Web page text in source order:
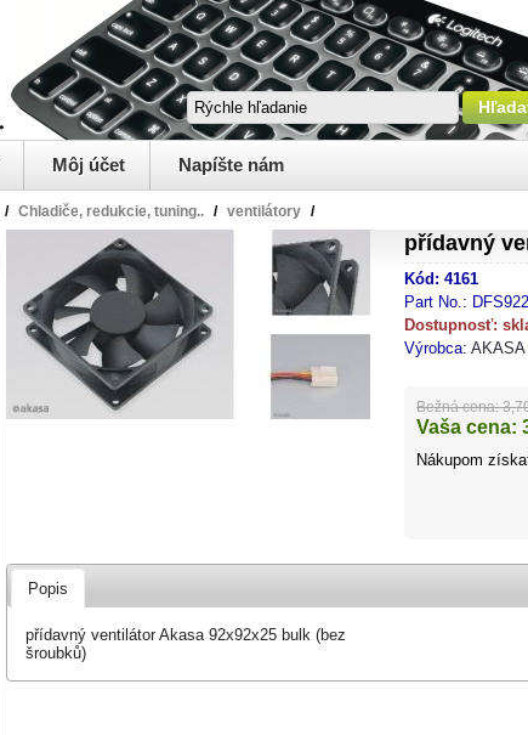
Môj účet Napíšte nám
/ Chladiče, redukcie, tuning.. / ventilátory /
přídavný
Kód: 4161
Part No.:
Dostupnosť:
Výrobca: AKASA
Bežná cena:
Vaša cena:
Nákupom
Popis
přídavný ventilátor Akasa 92x92x25 bulk (bez
šroubků)